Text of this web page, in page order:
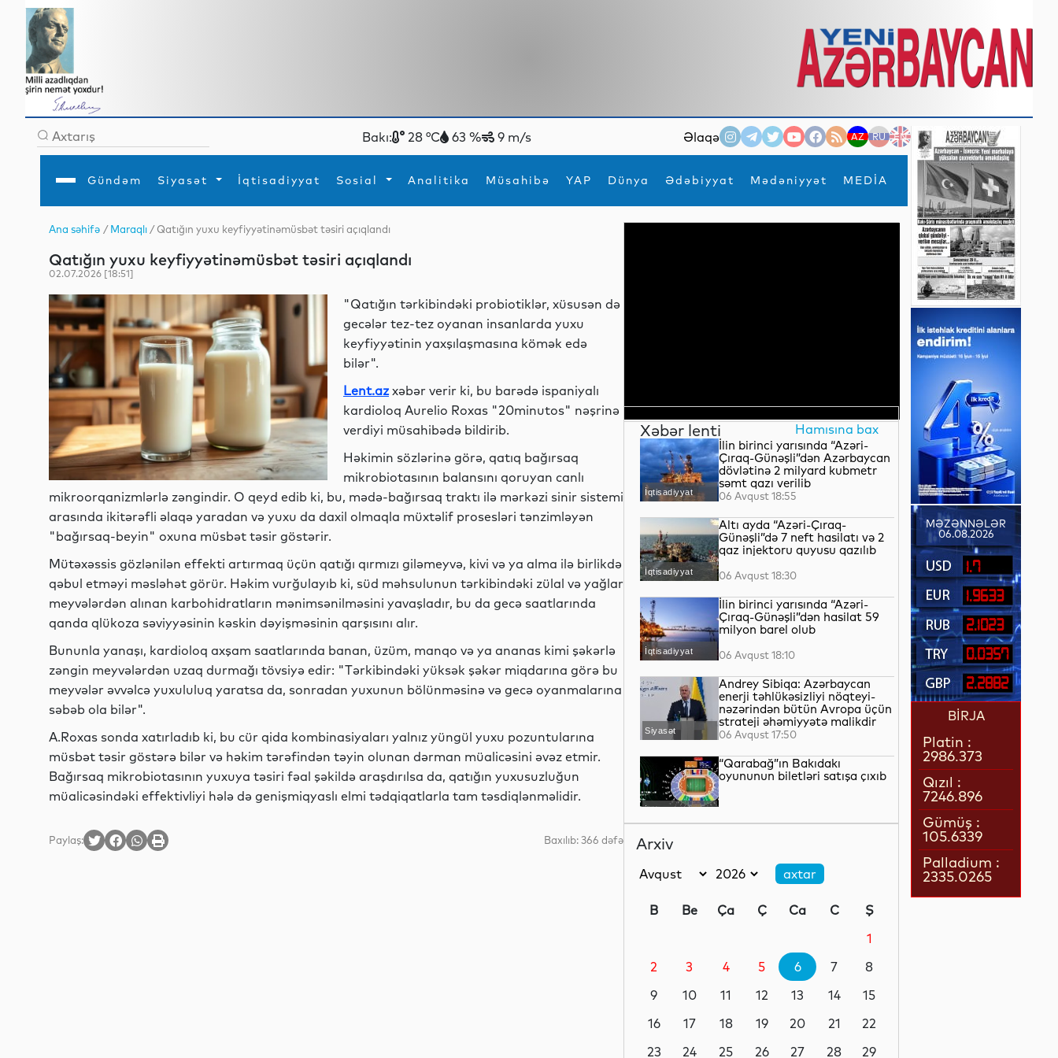
Bakı: 28 °C 63 % 9 m/s Əlaqə AZ RU EN
Gündəm Siyasət İqtisadiyyat Sosial Analitika Müsahibə YAP Dünya Ədəbiyyat Mədəniyyət MEDİA
×
Gündəm
İqtisadiyyat
Analitika
Mədəniyyət
Müsahibə
MEDİA
Xarici siyasətTurizm
Hadisə
Diaspor
İdmanYeni texnologiyalar
Ana səhifə /Maraqlı / Qatığın yuxu keyfiyyətinəmüsbət təsiri açıqlandı
Qatığın yuxu keyfiyyətinəmüsbət təsiri açıqlandı
02.07.2026 [18:51]
"Qatığın tərkibindəki probiotiklər, xüsusən də
gecələr tez-tez oyanan insanlarda yuxu
keyfiyyətinin yaxşılaşmasına kömək edə
bilər".
Lent.az xəbər verir ki, bu barədə ispaniyalı
kardioloq Aurelio Roxas "20minutos" nəşrinə
verdiyi müsahibədə bildirib.
Həkimin sözlərinə görə, qatıq bağırsaq
mikrobiotasının balansını qoruyan canlı
mikroorqanizmlərlə zəngindir. O qeyd edib ki, bu, mədə-bağırsaq traktı ilə mərkəzi sinir sistemi
arasında ikitərəfli əlaqə yaradan və yuxu da daxil olmaqla müxtəlif prosesləri tənzimləyən
"bağırsaq-beyin" oxuna müsbət təsir göstərir.
Mütəxəssis gözlənilən effekti artırmaq üçün qatığı qırmızı giləmeyvə, kivi və ya alma ilə birlikdə
qəbul etməyi məsləhət görür. Həkim vurğulayıb ki, süd məhsulunun tərkibindəki zülal və yağlar
meyvələrdən alınan karbohidratların mənimsənilməsini yavaşladır, bu da gecə saatlarında
qanda qlükoza səviyyəsinin kəskin dəyişməsinin qarşısını alır.
Bununla yanaşı, kardioloq axşam saatlarında banan, üzüm, manqo və ya ananas kimi şəkərlə
zəngin meyvələrdən uzaq durmağı tövsiyə edir: "Tərkibindəki yüksək şəkər miqdarına görə bu
meyvələr əvvəlcə yuxululuq yaratsa da, sonradan yuxunun bölünməsinə və gecə oyanmalarına
səbəb ola bilər".
A.Roxas sonda xatırladıb ki, bu cür qida kombinasiyaları yalnız yüngül yuxu pozuntularına
müsbət təsir göstərə bilər və həkim tərəfindən təyin olunan dərman müalicəsini əvəz etmir.
Bağırsaq mikrobiotasının yuxuya təsiri fəal şəkildə araşdırılsa da, qatığın yuxusuzluğun
müalicəsindəki effektivliyi hələ də genişmiqyaslı elmi tədqiqatlarla tam təsdiqlənməlidir.
Paylaş: Baxılıb: 366 dəfə
Xəbər lenti Hamısına bax
İqtisadiyyat
İlin birinci yarısında “Azəri-
Çıraq-Günəşli”dən Azərbaycan
dövlətinə 2 milyard kubmetr
səmt qazı verilib
06 Avqust 18:55
İqtisadiyyat
Altı ayda “Azəri-Çıraq-
Günəşli”də 7 neft hasilatı və 2
qaz injektoru quyusu qazılıb
06 Avqust 18:30
İqtisadiyyat
İlin birinci yarısında “Azəri-
Çıraq-Günəşli”dən hasilat 59
milyon barel olub
06 Avqust 18:10
Siyasət
Andrey Sibiqa: Azərbaycan
enerji təhlükəsizliyi nöqteyi-
nəzərindən bütün Avropa üçün
strateji əhəmiyyətə malikdir
06 Avqust 17:50
İdman
“Qarabağ”ın Bakıdakı
oyununun biletləri satışa çıxıb
yaradıcı prosesə dəstək
vasitəsi kimi tətbiq edir
Dünya 06 Avqust 17:05
İqtisadiyyat
Mərkəzi Bank Nyu-York
aktual çağırışları müzakirə
06 Avqust 16:46
Arxiv
B Be Ça Ç Ca C
Ş
1
2
3 4 5 6 7
8
9
10 11 12 13 14
15
16
17 18 19 20 21
22
23
24 25 26 27 28
29
MƏZƏNNƏLƏR
06.08.2026
1.7
1.9633
2.1023
0.0357
2.2882
BİRJA
Platin :
2986.373
Qızıl :
7246.896
Gümüş :
105.6339
Palladium :
2335.0265